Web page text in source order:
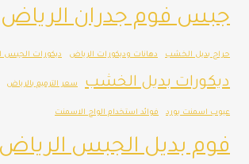
جبس فوم جدران الرياض
حراج بديل الخشب دهانات وديكورات الرياض ديكورات الجبس
ديكورات بديل الخشب سعر الترميم بالرياض
عيوب اسمنت بورد فوائد استخدام الواح الاسمنت
فوم بديل الجبس الرياض